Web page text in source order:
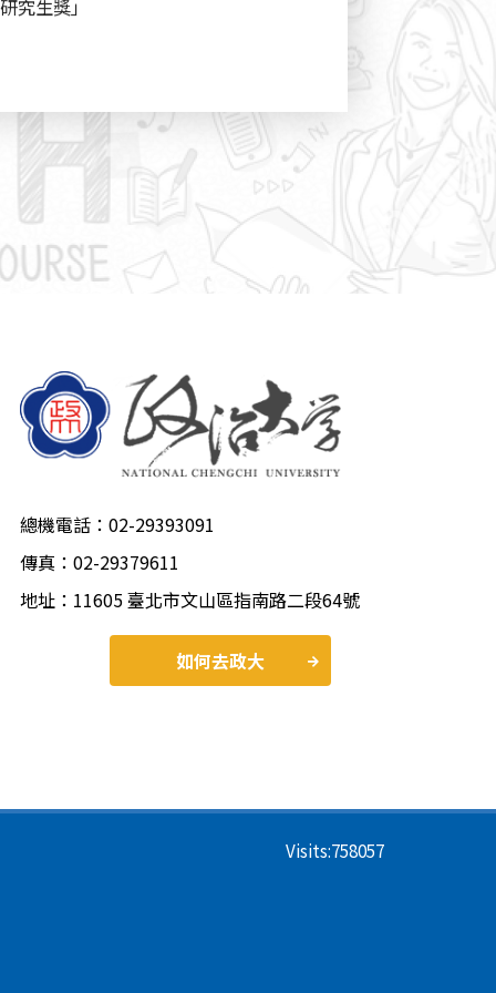
金
總機電話：02-29393091
傳真：02-29379611
地址：11605 臺北市文山區指南路二段64號
如何去政大
Visits:758057